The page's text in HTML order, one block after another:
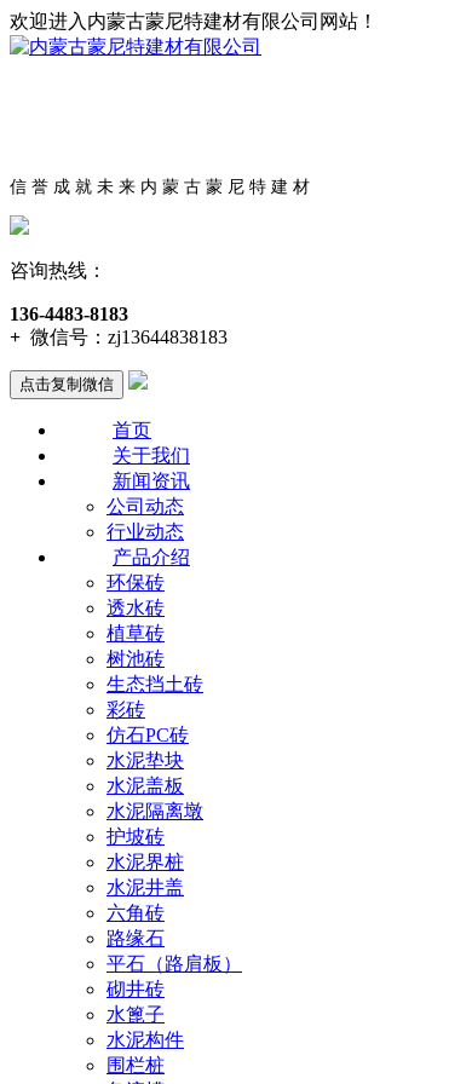
欢迎进入内蒙古蒙尼特建材有限公司网站！
信 誉 成 就 未 来 内 蒙 古 蒙 尼 特 建 材
咨询热线：
136-4483-8183
+ 微信号： zj13644838183
点击复制微信
首页
关于我们
新闻资讯
公司动态
行业动态
产品介绍
环保砖
透水砖
植草砖
树池砖
生态挡土砖
彩砖
仿石PC砖
水泥垫块
水泥盖板
水泥隔离墩
护坡砖
水泥界桩
水泥井盖
六角砖
路缘石
平石（路肩板）
砌井砖
水篦子
水泥构件
围栏桩